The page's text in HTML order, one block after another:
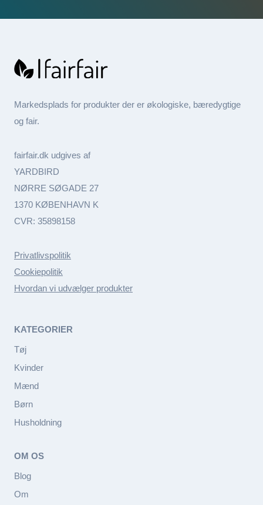
Markedsplads for produkter der er økologiske, bæredygtige
og fair.
fairfair.dk udgives af
YARDBIRD
NØRRE SØGADE 27
1370 KØBENHAVN K
CVR: 35898158
Privatlivspolitik
Cookiepolitik
Hvordan vi udvælger produkter
KATEGORIER
Tøj
Kvinder
Mænd
Børn
Husholdning
OM OS
Blog
Om